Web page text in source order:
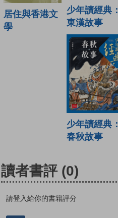
居住與香港文
學
少年讀經典：
東漢故事
少年讀經典：
春秋故事
讀者書評 (0)
請登入給你的書籍評分